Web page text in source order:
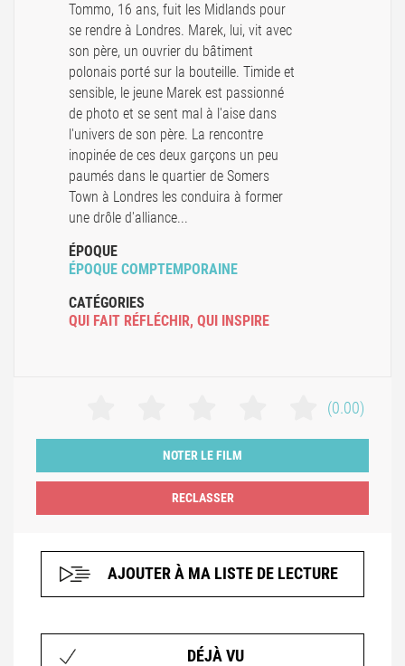
Tommo, 16 ans, fuit les Midlands pour
se rendre à Londres. Marek, lui, vit avec
son père, un ouvrier du bâtiment
polonais porté sur la bouteille. Timide et
sensible, le jeune Marek est passionné
de photo et se sent mal à l'aise dans
l'univers de son père. La rencontre
inopinée de ces deux garçons un peu
paumés dans le quartier de Somers
Town à Londres les conduira à former
une drôle d'alliance...
ÉPOQUE
ÉPOQUE COMPTEMPORAINE
CATÉGORIES
QUI FAIT RÉFLÉCHIR, QUI INSPIRE
(0.00)
NOTER LE FILM
AJOUTER À MA LISTE DE LECTURE
DÉJÀ VU